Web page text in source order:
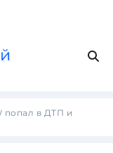
попал в ДТП и